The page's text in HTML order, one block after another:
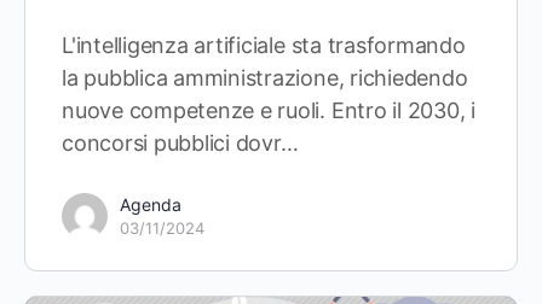
L'intelligenza artificiale sta trasformando
la pubblica amministrazione, richiedendo
nuove competenze e ruoli. Entro il 2030, i
concorsi pubblici dovr…
Agenda
03/11/2024